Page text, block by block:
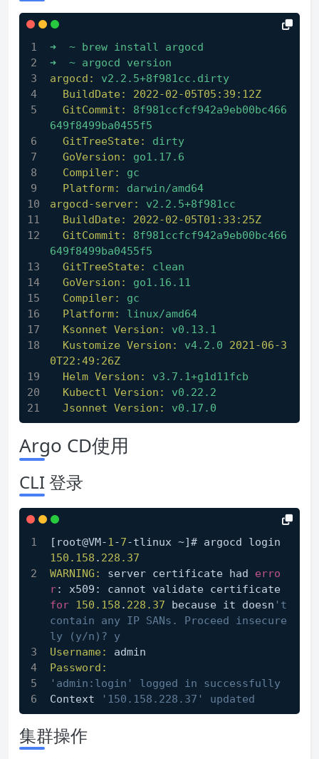
➜ ~ brew install
argocd
➜
~ argocd
version
argocd:
v2.2.5+8f981cc.dirty
BuildDate:
2022-02-05T05:39:12Z
GitCommit:
8f981ccfcf942a9eb00bc466
649f8499ba0455f5
GitTreeState:
dirty
GoVersion:
go1.17.6
Compiler:
gc
Platform:
darwin/amd64
argocd-server:
v2.2.5+8f981cc
BuildDate:
2022-02-05T01:33:25Z
GitCommit:
8f981ccfcf942a9eb00bc466
649f8499ba0455f5
GitTreeState:
clean
GoVersion:
go1.16.11
Compiler:
gc
Platform:
linux/amd64
Ksonnet Version:
v0.13.1
Kustomize Version:
v4.2.0
2021-06-3
0T22:49:26Z
Helm Version:
v3.7.1+g1d11fcb
Kubectl Version:
v0.22.2
Jsonnet Version:
v0.17.0
Argo CD使用
CLI 登录
[root@VM-1-7
150.158 . 228.37
WARNING:
server certificate had erro
r
for 150.158 . 228.37 because it doesn 't
contain any IP SANs. Proceed insecure
ly (y/n)? y
Username:
admin
Password:
'admin:login' logged in successfully
Context
'150.158.228.37' updated
集群操作